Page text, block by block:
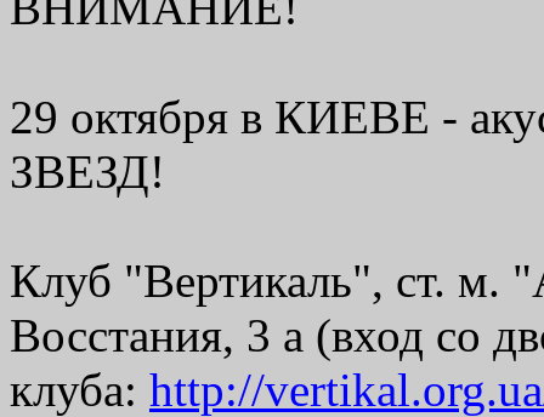
29 октября в КИЕВЕ -
ЗВЕЗД!
Клуб "Вертикаль", ст. м.
Восстания, 3 а (вход со
клуба: http://